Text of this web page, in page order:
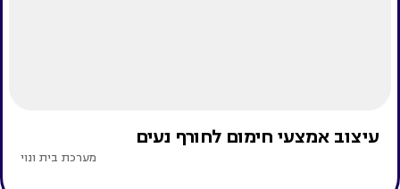
עיצוב אמצעי חימום לחורף נעים
מערכת בית ונוי